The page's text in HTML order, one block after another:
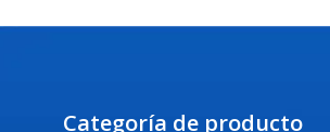
Categoría de producto